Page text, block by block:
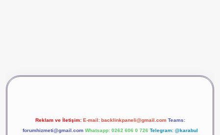
Reklam ve İletişim: E-mail: backlinkpaneli@gmail.com Teams:
forumhizmeti@gmail.com Whatsapp: 0262 606 0 726 Telegram: @karabul